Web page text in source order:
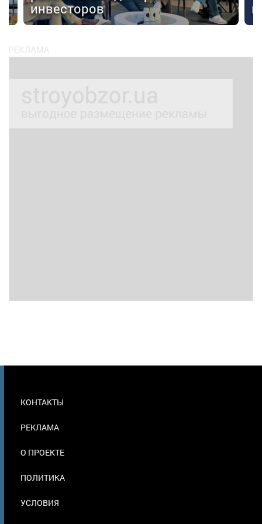
инвесторов
В
КОНТАКТЫ
РЕКЛАМА
О ПРОЕКТЕ
ПОЛИТИКА
УСЛОВИЯ